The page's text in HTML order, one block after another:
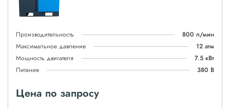
Производительность
800 л/мин
Максимальное давление
12 атм
Мощность двигателя
7.5 кВт
Питание
380 В
Цена по запросу